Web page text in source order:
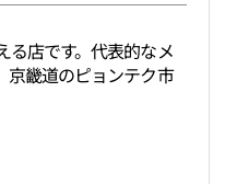
る店です。代表的なメ
京畿道のピョンテク市